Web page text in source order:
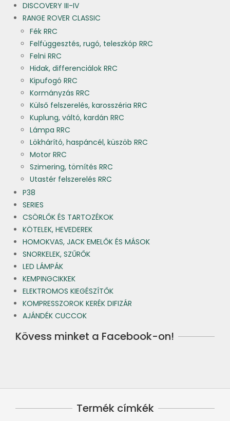
DISCOVERY III-IV
RANGE ROVER CLASSIC
Fék RRC
Felfüggesztés, rugó, teleszkóp RRC
Felni RRC
Hidak, differenciálok RRC
Kipufogó RRC
Kormányzás RRC
Külső felszerelés, karosszéria RRC
Kuplung, váltó, kardán RRC
Lámpa RRC
Lökhárító, haspáncél, küszöb RRC
Motor RRC
Szimering, tömítés RRC
Utastér felszerelés RRC
P38
SERIES
CSÖRLŐK ÉS TARTOZÉKOK
KÖTELEK, HEVEDEREK
HOMOKVAS, JACK EMELŐK ÉS MÁSOK
SNORKELEK, SZŰRŐK
LED LÁMPÁK
KEMPINGCIKKEK
ELEKTROMOS KIEGÉSZÍTŐK
KOMPRESSZOROK KERÉK DIFIZÁR
AJÁNDÉK CUCCOK
Kövess minket a Facebook-on!
Termék címkék